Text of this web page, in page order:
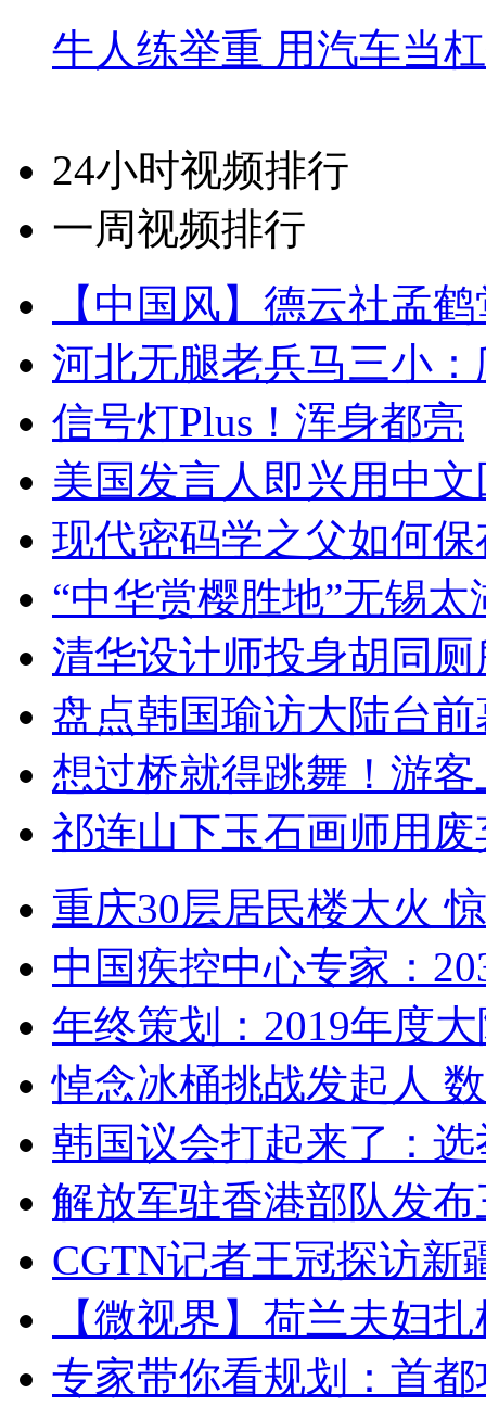
牛人练举重 用汽车当
24小时视频排行
一周视频排行
【中国风】德云社孟
河北无腿老兵马三小
信号灯Plus！浑身都亮
美国发言人即兴用中
现代密码学之父如何
“中华赏樱胜地”无锡
清华设计师投身胡同
盘点韩国瑜访大陆台
想过桥就得跳舞！游客
祁连山下玉石画师用
重庆30层居民楼大火
中国疾控中心专家：
年终策划：2019年度
悼念冰桶挑战发起人
韩国议会打起来了：
解放军驻香港部队发
CGTN记者王冠探访新
【微视界】荷兰夫妇
专家带你看规划：首